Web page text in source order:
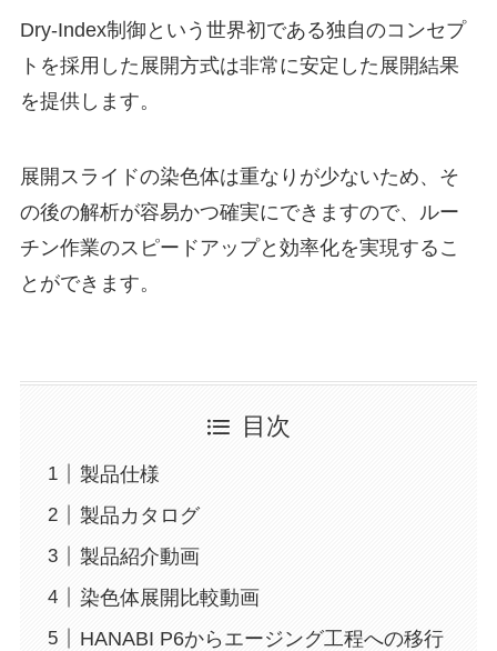
Dry-Index制御という世界初である独自のコンセプ
トを採用した展開方式は非常に安定した展開結果
を提供します。
展開スライドの染色体は重なりが少ないため、そ
の後の解析が容易かつ確実にできますので、ルー
チン作業のスピードアップと効率化を実現するこ
とができます。
目次
製品仕様
製品カタログ
製品紹介動画
染色体展開比較動画
HANABI P6からエージング工程への移行